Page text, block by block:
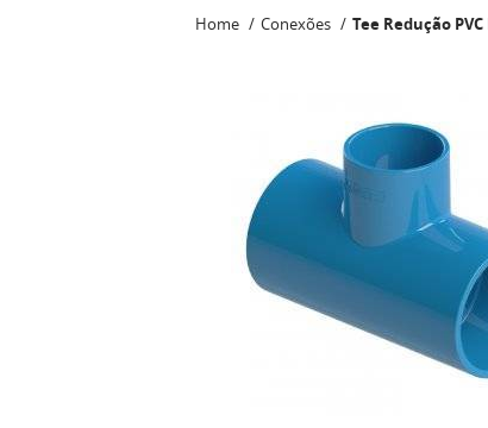
Home Conexões Tee Redução